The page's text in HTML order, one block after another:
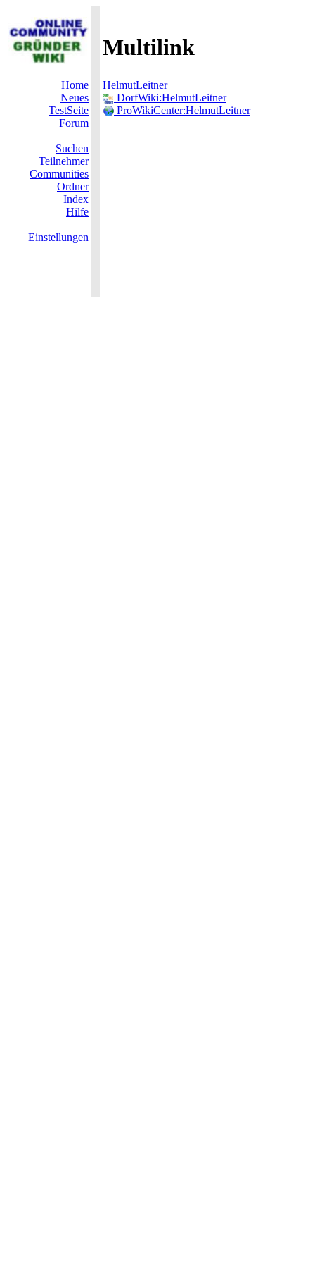
Multilink
Home
Neues
TestSeite
Forum
Suchen
Teilnehmer
Communities
Ordner
Index
Hilfe
Einstellungen
HelmutLeitner
DorfWiki:HelmutLeitner
ProWikiCenter:HelmutLeitner